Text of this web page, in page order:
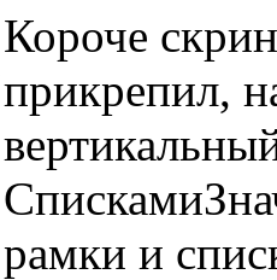
Короче
прикрепил,
рамки и